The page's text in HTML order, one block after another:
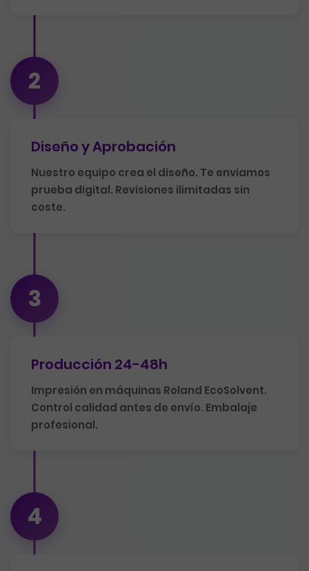
2
Diseño y Aprobación
Nuestro equipo crea el diseño. Te enviamos
prueba digital. Revisiones ilimitadas sin
coste.
3
Producción 24-48h
Impresión en máquinas Roland EcoSolvent.
Control calidad antes de envío. Embalaje
profesional.
4